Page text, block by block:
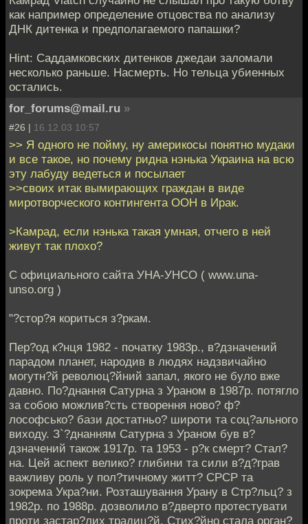
как например определение отцовства по анализу
ДНК дитенка и предполагаемого папашки?
Hint: Саддамковских дитенков джедаи заломали
несколько раньше. Насмерть. Но тельца убиенных
остались.
for_forums@mail.ru »
#26 | 16.12.03 10:57
>> Я одного не пойму, ну америкосы понятно мудаки
и все такое, но почему ридна нэнька Украина на всю
эту лабуду ведеться и посылает
>>своих итак вымирающих граждан в виде
миротворческого контингента ООН в Ирак.
>Камрад, если нэнька такая умная, отчего в ней
живут так плохо?
С официального сайта УНА-УНСО ( www.una-
unso.org )
"?стор?я кориться з?ркам.
Пер?од к?нця 1982 - початку 1983р., в?дзначений
парадом планет, народив в людях надзвичайно
могутн?й революц?йний запал, якого не було вже
давно. По?днання Сатурна з Ураном в 1987р. потягло
за собою можлив?сть створення ново? ф?
лософсько? бази достатньо? широти та соц?ального
виходу. З`?днанням Сатурна з Ураном був в?
дзначений також 1917р. та 1953 - р?к смерт? Стал?
на. Цей аспект велико? глибини та сили в?д?грав
важливу роль у пол?тичному житт? СРСР та
зокрема Укра?ни. Розташування Урану в Стр?льц? з
1982р. по 1988р. дозволило в?дверто протестувати
проти застар?лих традиц?й. Стих?йно стала орган?